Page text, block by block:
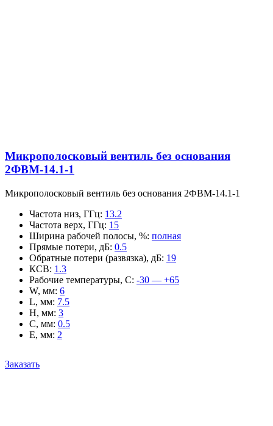
Микрополосковый вентиль без основания
2ФВМ-14.1-1
Микрополосковый вентиль без основания 2ФВМ-14.1-1
Частота низ, ГГц: 13.2
Частота верх, ГГц: 15
Ширина рабочей полосы, %: полная
Прямые потери, дБ: 0.5
Обратные потери (развязка), дБ: 19
КСВ: 1.3
Рабочие температуры, С: -30 — +65
W, мм: 6
L, мм: 7.5
H, мм: 3
C, мм: 0.5
E, мм: 2
Заказать